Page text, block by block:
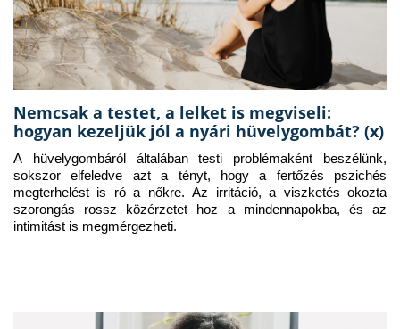
Nemcsak a testet, a lelket is megviseli:
hogyan kezeljük jól a nyári hüvelygombát? (x)
A hüvelygombáról általában testi problémaként beszélünk,
sokszor elfeledve azt a tényt, hogy a fertőzés pszichés
megterhelést is ró a nőkre. Az irritáció, a viszketés okozta
szorongás rossz közérzetet hoz a mindennapokba, és az
intimitást is megmérgezheti.